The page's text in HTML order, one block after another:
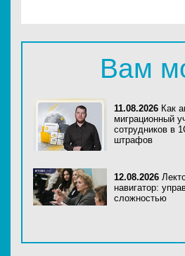
Вам
11.08.2026 Как
миграционный
сотрудников в
штрафов
12.08.2026
навигатор:
сложностью